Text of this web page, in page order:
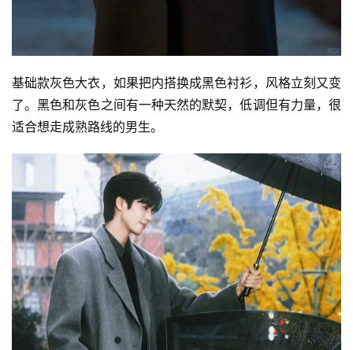
基础款灰色大衣，如果把内搭换成黑色衬衫，风格立刻又变
了。黑色和灰色之间有一种天然的默契，低调但有力量，很
适合想走成熟路线的男生。